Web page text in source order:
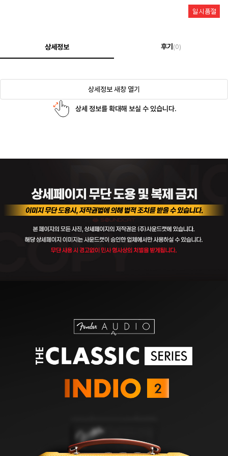
상세정보 후기 (0)
상세정보 새창 열기
상세 정보를 확대해 보실 수 있습니다.